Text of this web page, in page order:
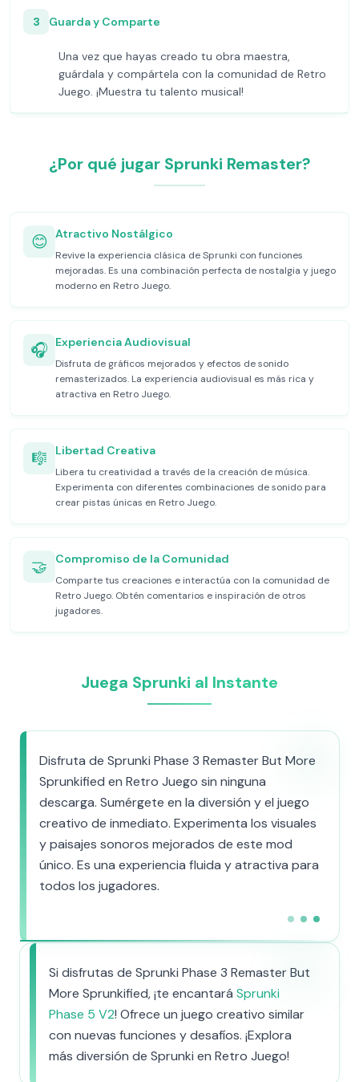
3 Guarda y Comparte
Una vez que hayas creado tu obra maestra,
guárdala y compártela con la comunidad de Retro
Juego. ¡Muestra tu talento musical!
¿Por qué jugar Sprunki Remaster?
😊 Atractivo Nostálgico
Revive la experiencia clásica de Sprunki con funciones
mejoradas. Es una combinación perfecta de nostalgia y juego
moderno en Retro Juego.
🎧 Experiencia Audiovisual
Disfruta de gráficos mejorados y efectos de sonido
remasterizados. La experiencia audiovisual es más rica y
atractiva en Retro Juego.
🎼 Libertad Creativa
Libera tu creatividad a través de la creación de música.
Experimenta con diferentes combinaciones de sonido para
crear pistas únicas en Retro Juego.
🤝 Compromiso de la Comunidad
Comparte tus creaciones e interactúa con la comunidad de
Retro Juego. Obtén comentarios e inspiración de otros
jugadores.
Juega Sprunki al Instante
Disfruta de Sprunki Phase 3 Remaster But More
Sprunkified en Retro Juego sin ninguna
descarga. Sumérgete en la diversión y el juego
creativo de inmediato. Experimenta los visuales
y paisajes sonoros mejorados de este mod
único. Es una experiencia fluida y atractiva para
todos los jugadores.
Si disfrutas de Sprunki Phase 3 Remaster But
More Sprunkified, ¡te encantará Sprunki
Phase 5 V2! Ofrece un juego creativo similar
con nuevas funciones y desafíos. ¡Explora
más diversión de Sprunki en Retro Juego!